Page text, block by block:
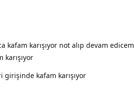
kafam karışıyor not alıp devam
kafam karışıyor